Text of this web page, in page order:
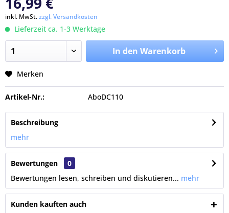
inkl. MwSt.zzgl. Versandkosten
Lieferzeit ca. 1-3 Werktage
In den Warenkorb
Merken
Artikel-Nr.: AboDC110
Beschreibung
mehr
Bewertungen
0
Bewertungen lesen, schreiben und diskutieren... mehr
Kunden kauften auch